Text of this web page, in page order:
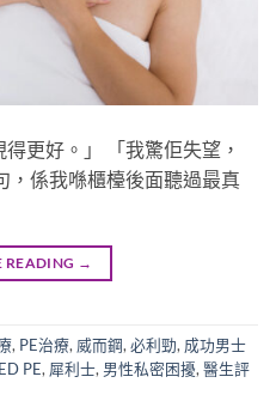
更好。」 「我驚佢失望，
，係我喺櫃檯後面聽過最真
READING →
, PE治療, 威而鋼,必利勁, 成功男士
PE, 犀利士, 男性私密困擾,醫生評